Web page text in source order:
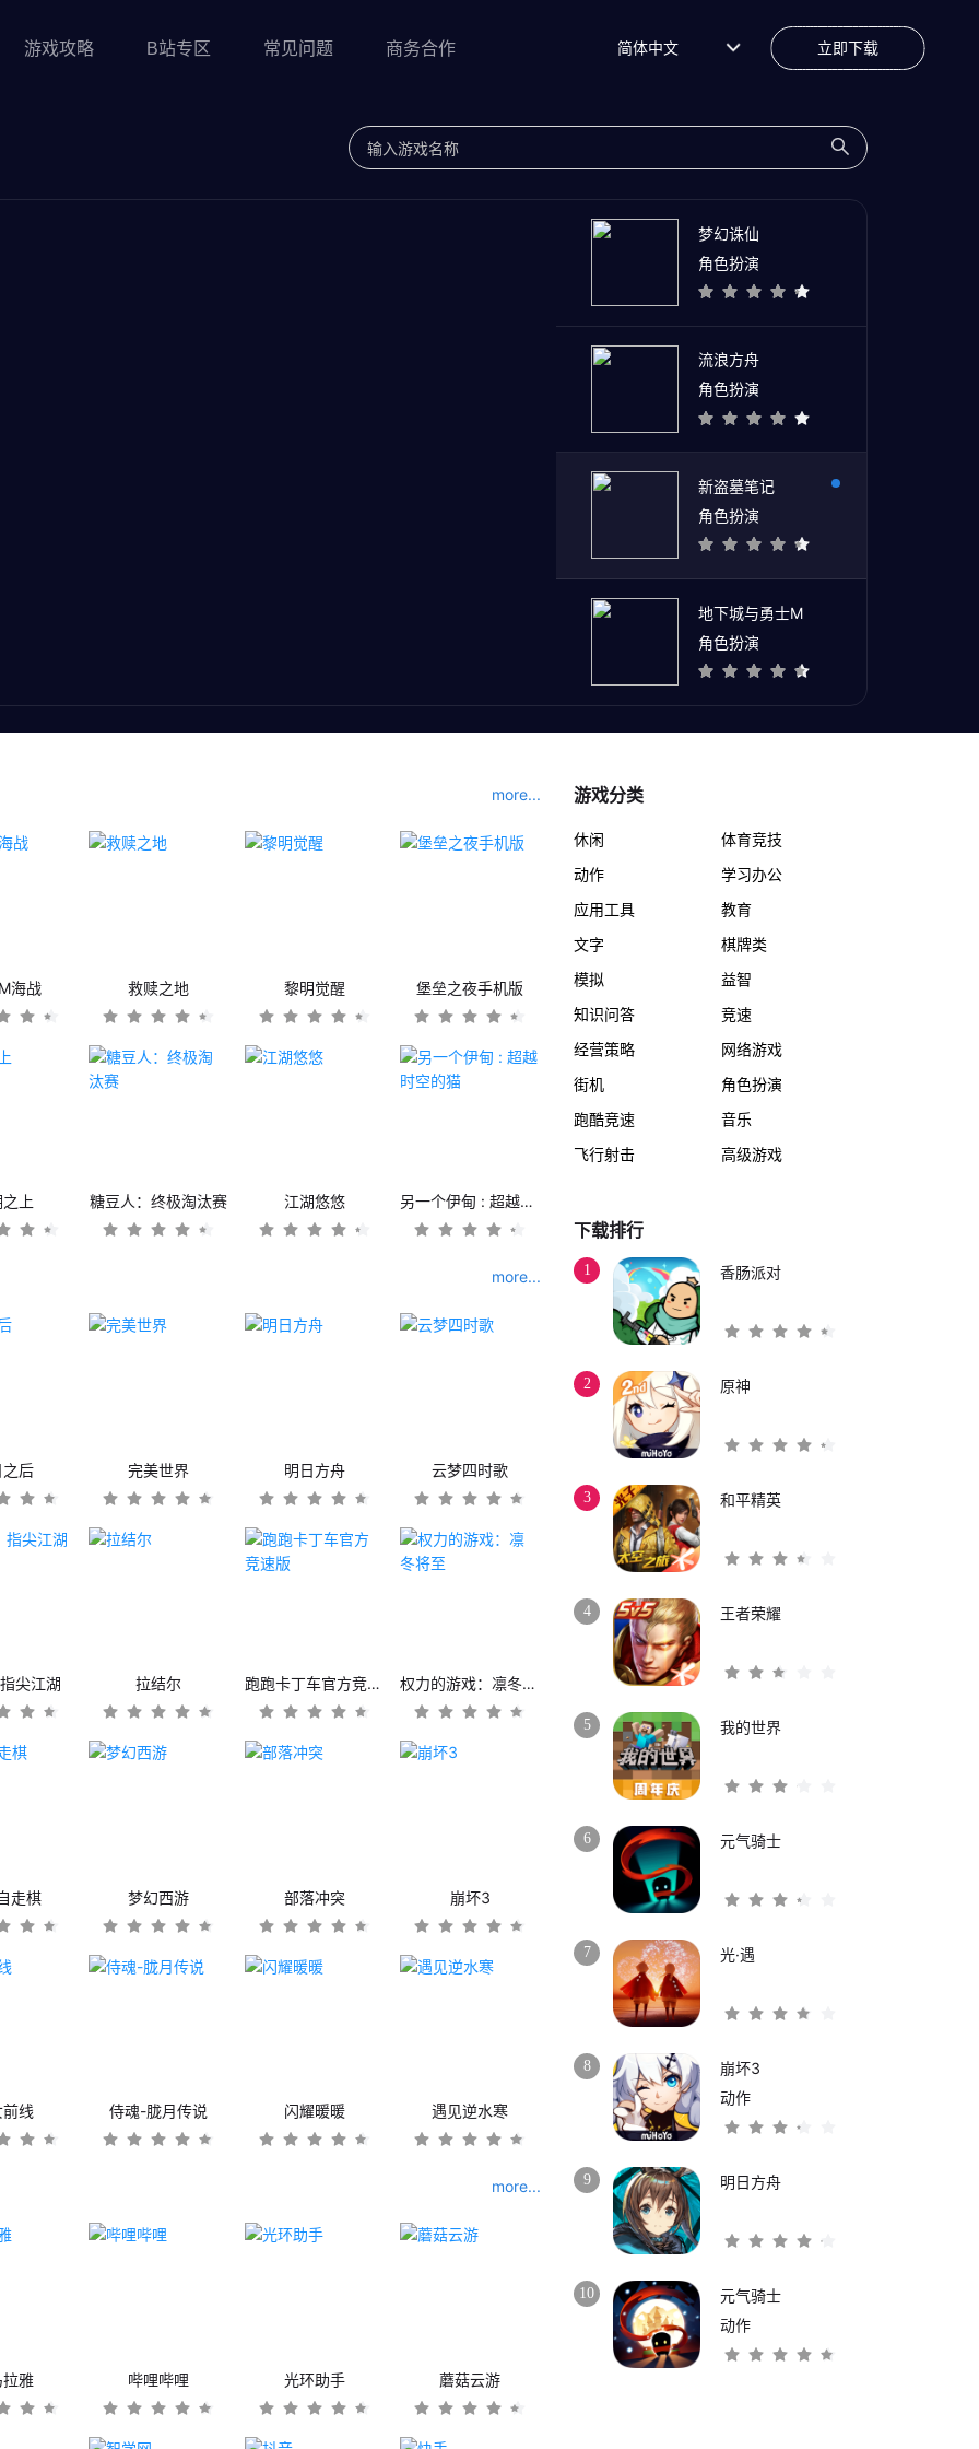
游戏攻略 B站专区 常见问题 商务合作 简体中文 立即下载
梦幻诛仙
角色扮演
流浪方舟
角色扮演
新盗墓笔记
角色扮演
地下城与勇士M
角色扮演
more...
海战 救赎之地 黎明觉醒 堡垒之夜手机版
上 糖豆人：终极淘汰赛 江湖悠悠 另一个伊甸 : 超越时空的猫
more...
后 完美世界 明日方舟 云梦四时歌
尖江湖 拉结尔 跑跑卡丁车官方竞速版 权力的游戏：凛冬将至
走棋 梦幻西游 部落冲突 崩坏3
线 侍魂-胧月传说 闪耀暖暖 遇见逆水寒
more...
雅 哔哩哔哩 光环助手 蘑菇云游
游戏分类
休闲
体育竞技
动作
学习办公
应用工具
教育
文字
棋牌类
模拟
益智
知识问答
竞速
经营策略
网络游戏
街机
角色扮演
跑酷竞速
音乐
飞行射击
高级游戏
下载排行
1 香肠派对
2 原神
3 和平精英
4 王者荣耀
5 我的世界
6 元气骑士
7 光·遇
8
崩坏3
动作
9 明日方舟
10
元气骑士
动作